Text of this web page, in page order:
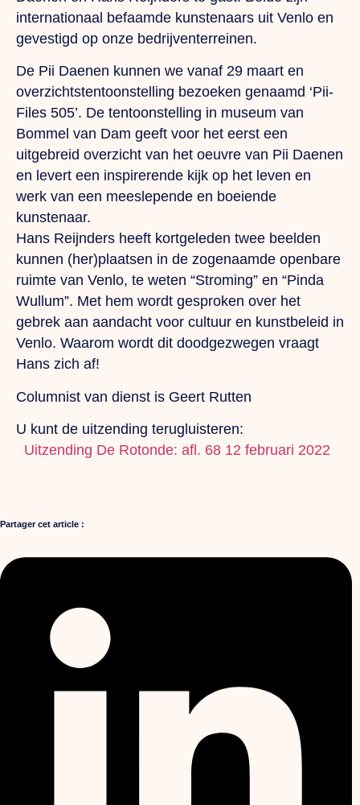
internationaal befaamde kunstenaars uit Venlo en
gevestigd op onze bedrijventerreinen.
De Pii Daenen kunnen we vanaf 29 maart en
overzichtstentoonstelling bezoeken genaamd ‘Pii-
Files 505’. De tentoonstelling in museum van
Bommel van Dam geeft voor het eerst een
uitgebreid overzicht van het oeuvre van Pii Daenen
en levert een inspirerende kijk op het leven en
werk van een meeslepende en boeiende
kunstenaar.
Hans Reijnders heeft kortgeleden twee beelden
kunnen (her)plaatsen in de zogenaamde openbare
ruimte van Venlo, te weten “Stroming” en “Pinda
Wullum”. Met hem wordt gesproken over het
gebrek aan aandacht voor cultuur en kunstbeleid in
Venlo. Waarom wordt dit doodgezwegen vraagt
Hans zich af!
Columnist van dienst is Geert Rutten
U kunt de uitzending terugluisteren:
Uitzending De Rotonde: afl. 68 12 februari 2022
Partager cet article :